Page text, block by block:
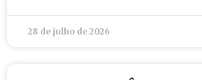
28 de julho de 2026